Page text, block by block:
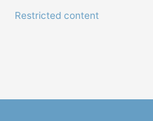
Restricted content